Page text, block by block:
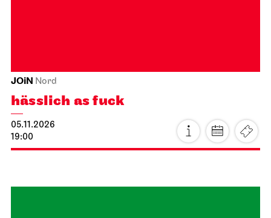
JOiN Nord
hässlich as fuck
05.11.2026
19:00